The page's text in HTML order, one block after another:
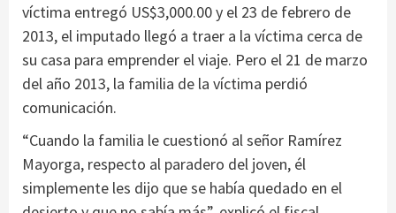
víctima entregó US$3,000.00 y el 23 de febrero de
2013, el imputado llegó a traer a la víctima cerca de
su casa para emprender el viaje. Pero el 21 de marzo
del año 2013, la familia de la víctima perdió
comunicación.
“Cuando la familia le cuestionó al señor Ramírez
Mayorga, respecto al paradero del joven, él
simplemente les dijo que se había quedado en el